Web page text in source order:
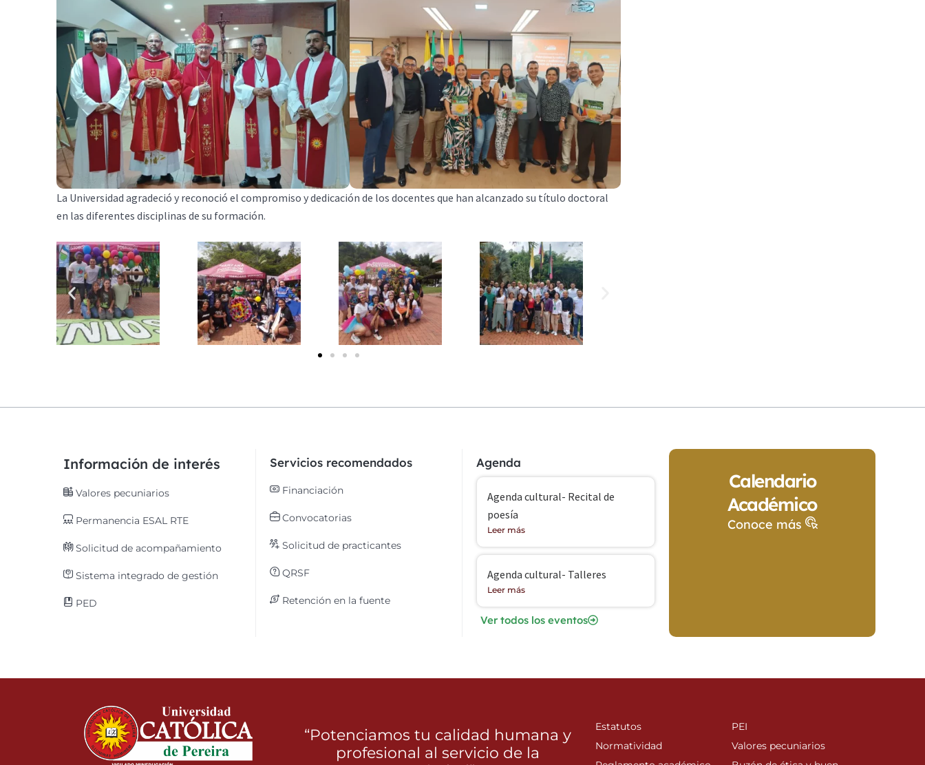
La Universidad agradeció y reconoció el compromiso y dedicación de los docentes que han alcanzado su título doctoral
en las diferentes disciplinas de su formación.
Información de interés
Valores pecuniarios
Permanencia ESAL RTE
Solicitud de acompañamiento
Sistema integrado de gestión
PED
Servicios recomendados
Financiación
Convocatorias
Solicitud de practicantes
QRSF
Retención en la fuente
Agenda
Agenda cultural- Recital de
poesía
Leer más
Agenda cultural- Talleres
Leer más
Ver todos los eventos
Calendario
Académico
Conoce más
“Potenciamos tu calidad humana y
profesional al servicio de la
Estatutos
Normatividad
PEI
Valores pecuniarios